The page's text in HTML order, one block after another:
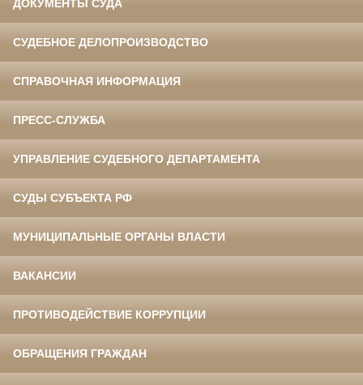
ДОКУМЕНТЫ СУДА
СУДЕБНОЕ ДЕЛОПРОИЗВОДСТВО
СПРАВОЧНАЯ ИНФОРМАЦИЯ
ПРЕСС-СЛУЖБА
УПРАВЛЕНИЕ СУДЕБНОГО ДЕПАРТАМЕНТА
СУДЫ СУБЪЕКТА РФ
МУНИЦИПАЛЬНЫЕ ОРГАНЫ ВЛАСТИ
ВАКАНСИИ
ПРОТИВОДЕЙСТВИЕ КОРРУПЦИИ
ОБРАЩЕНИЯ ГРАЖДАН